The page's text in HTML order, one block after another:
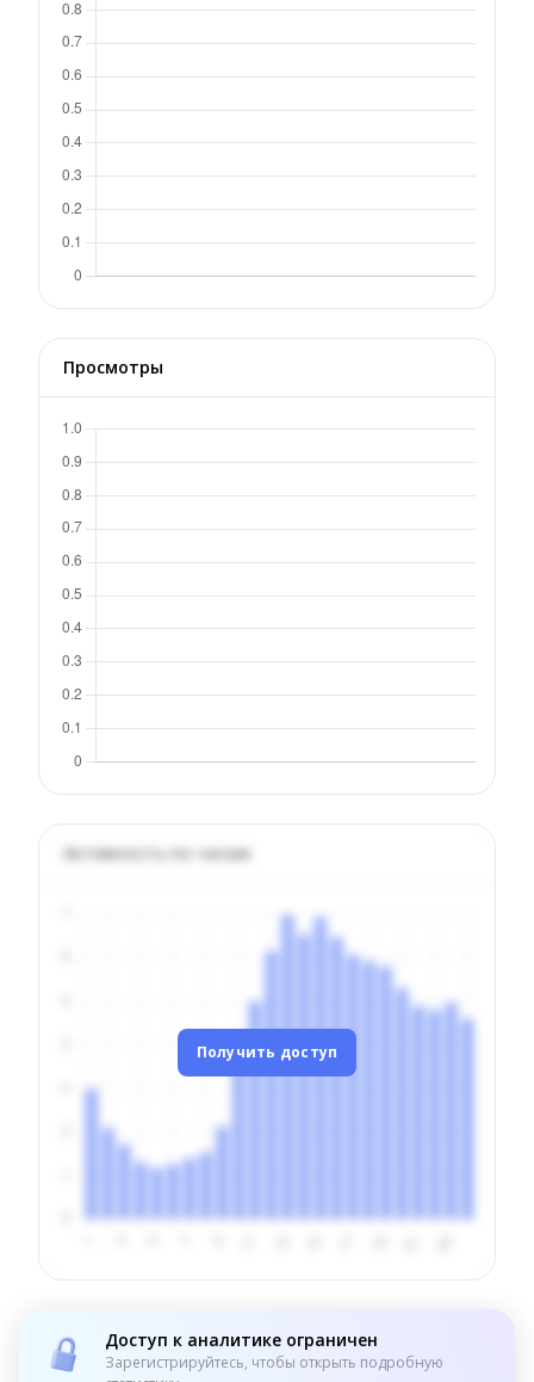
Просмотры
Активность по часам
Получить доступ
Доступ к аналитике ограничен
Зарегистрируйтесь, чтобы открыть подробную